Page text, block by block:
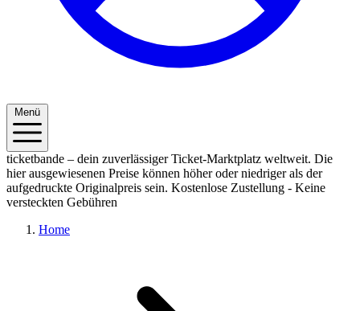
Menü
ticketbande – dein zuverlässiger Ticket-Marktplatz weltweit. Die
hier ausgewiesenen Preise können höher oder niedriger als der
aufgedruckte Originalpreis sein. Kostenlose Zustellung - Keine
versteckten Gebühren
Home